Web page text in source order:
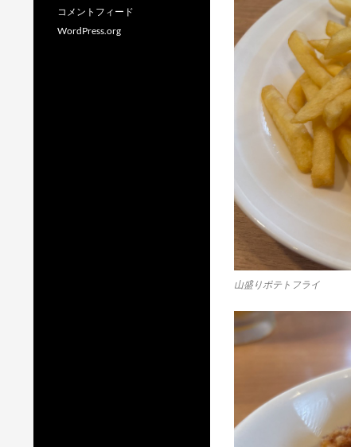
山盛りポテトフライ
コメントフィード
WordPress.org